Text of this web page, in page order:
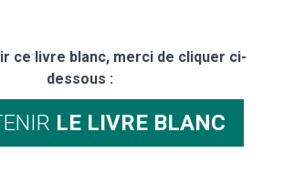
ce livre blanc, merci de cliquer ci-
dessous :
LE LIVRE BLANC